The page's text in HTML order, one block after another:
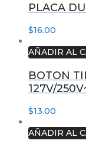
PLACA
$16.00
AÑADIR AL
BOTON
127V/
$13.00
AÑADIR AL